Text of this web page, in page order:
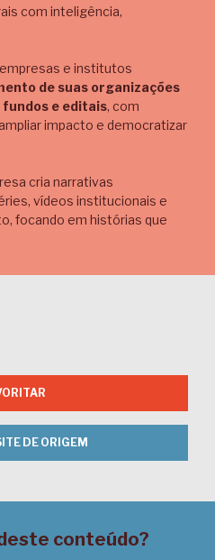
com inteligência,
e institutos
de suas organizações
fundos e editais, com
impacto e democratizar
cria narrativas
vídeos institucionais e
focando em histórias que
DE ORIGEM
conteúdo?